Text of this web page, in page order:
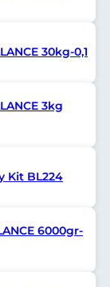
30kg-0,1
3kg
Kit BL224
6000gr-